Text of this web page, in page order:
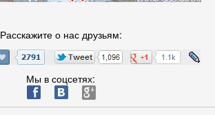
Расскажите о нас друзьям:
Мы в соцсетях:
ä æ è